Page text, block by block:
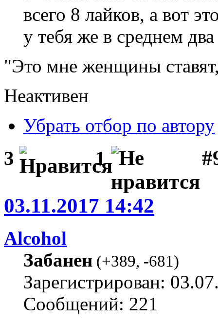
всего 8 лайков, а вот
у тебя же в среднем
"Это мне женщины
Неактивен
Убрать отбор по автору
3 1
03.11.2017 14:42
Alcohol
Забанен (+389, -681)
Зарегистрирован:
Сообщений: 221